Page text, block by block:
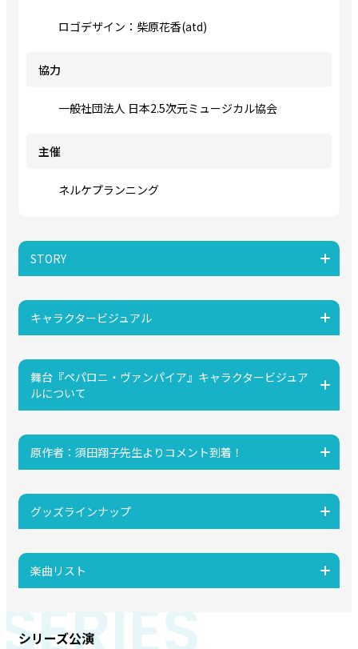
ロゴデザイン：柴原花香(atd)
協力
一般社団法人 日本2.5次元ミュージカル協会
主催
ネルケプランニング
STORY
キャラクタービジュアル
舞台『ペパロニ・ヴァンパイア』キャラクタービジュア
ルについて
原作者：須田翔子先生よりコメント到着！
グッズラインナップ
楽曲リスト
シリーズ公演